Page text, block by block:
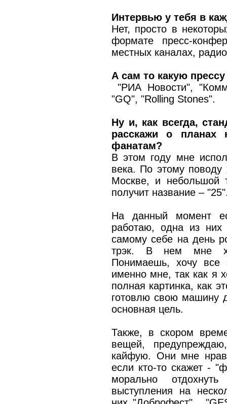
Интервью у тебя в
Нет, просто в
формате пресс-
местных каналах,
А сам то какую
"РИА Новости",
"GQ", "Rolling Stones".
Ну и, как всегда,
расскажи о планах
фанатам?
В этом году мне
века. По этому поводу
Москве, и небольшой
получит название –
На данный момент
работаю, одна из них
самому себе на день
трэк. В нем мне
Понимаешь, хочу все
именно мне, так как я
полная картинка, как
готовлю свою машину
основная цель.
Также, в скором
вещей,
кайфую. Они мне
если кто-то скажет -
морально
выступления на